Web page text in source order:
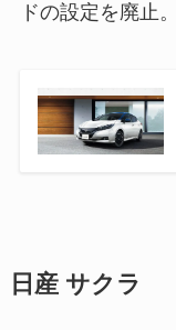
ドの設定を廃止。
日産 サクラ